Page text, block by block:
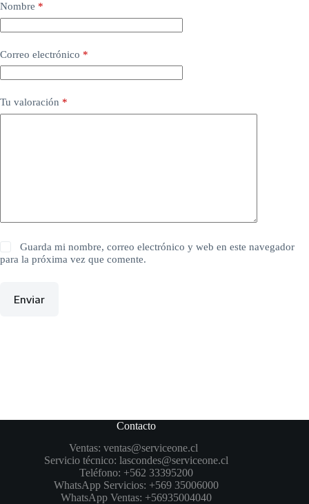
Nombre *
Correo electrónico *
Tu valoración *
Guarda mi nombre, correo electrónico y web en este navegador
para la próxima vez que comente.
Enviar
Contacto
Ventas: ventas@serviceone.cl
Servicio técnico: lascondes@serviceone.cl
Teléfono: +562 33395200
WhatsApp Servicios: +569 35006000
WhatsApp Ventas: +56935004040